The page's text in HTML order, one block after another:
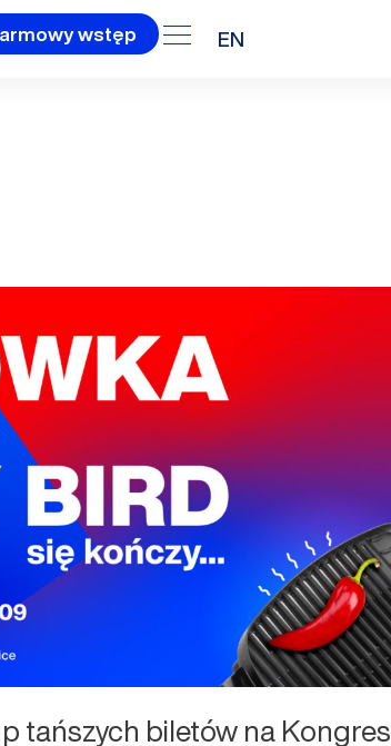
wstęp EN
tańszych biletów na Kongres